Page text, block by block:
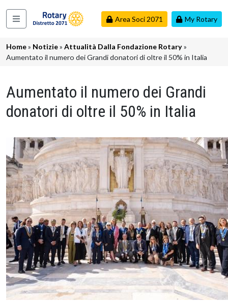
Area Soci 2071 My Rotary
Navigazione principale
Briciole di pane
Home Notizie
Attualità Dalla Fondazione Rotary
Aumentato il numero dei Grandi donatori di oltre il 50% in Italia
Aumentato il numero dei Grandi
donatori di oltre il 50% in Italia